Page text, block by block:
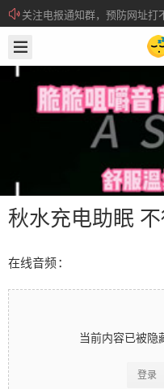
关注电报通知群，预防网址打
所有注册用户记得每日来签到
秋水充电助眠
在线音频：
当前内容已被隐
登录
@ 助眠啦
看 登录立刻注册 本站